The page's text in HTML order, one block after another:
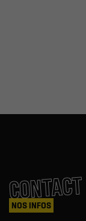
CONTACT
NOS INFOS